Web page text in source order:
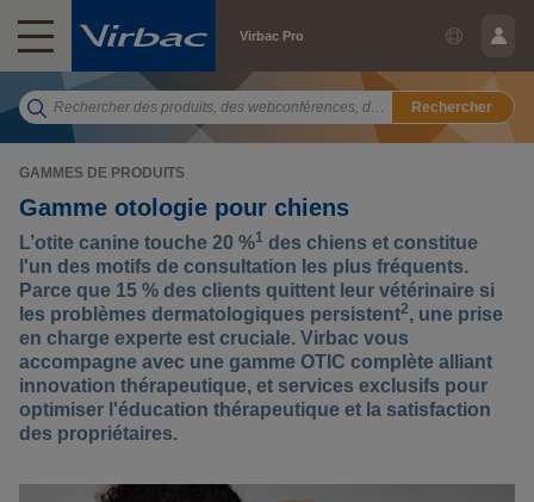
Virbac Pro
Rechercher
GAMMES DE PRODUITS
Gamme otologie pour chiens
L’otite canine touche 20 %1 des chiens et constitue
l'un des motifs de consultation les plus fréquents.
Parce que 15 % des clients quittent leur vétérinaire si
les problèmes dermatologiques persistent2, une prise
en charge experte est cruciale. Virbac vous
accompagne avec une gamme OTIC complète alliant
innovation thérapeutique, et services exclusifs pour
optimiser l'éducation thérapeutique et la satisfaction
des propriétaires.